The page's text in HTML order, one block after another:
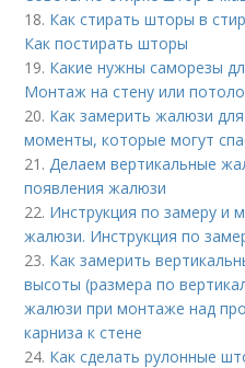
18. Как стирать шторы в
Как постирать шторы
19. Какие нужны саморезы
Монтаж на стену или
20. Как замерить жалюзи
моменты, которые могут
21.Делаем вертикальные
появления жалюзи
22. Инструкция по замеру и
жалюзи. Инструкция по
23. Как замерить
высоты (размера по
жалюзи при монтаже над
карниза к стене
24. Как сделать рулонные